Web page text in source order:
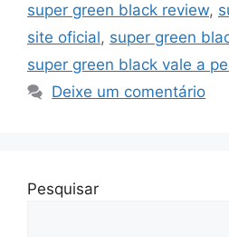
super green black review,
site oficial, super green
super green black vale a
Deixe um comentário
Pesquisar